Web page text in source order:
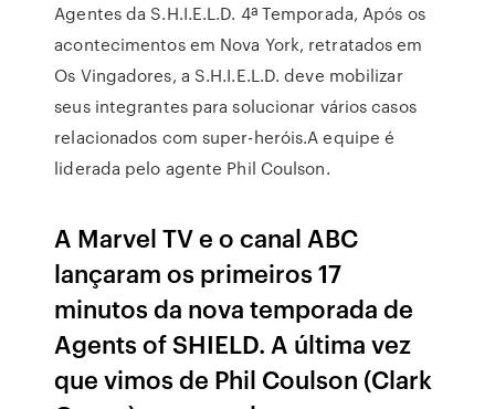
Agentes da S.H.I.E.L.D. 4ª Temporada, Após os
acontecimentos em Nova York, retratados em
Os Vingadores, a S.H.I.E.L.D. deve mobilizar
seus integrantes para solucionar vários casos
relacionados com super-heróis.A equipe é
liderada pelo agente Phil Coulson.
A Marvel TV e o canal ABC
lançaram os primeiros 17
minutos da nova temporada de
Agents of SHIELD. A última vez
que vimos de Phil Coulson (Clark